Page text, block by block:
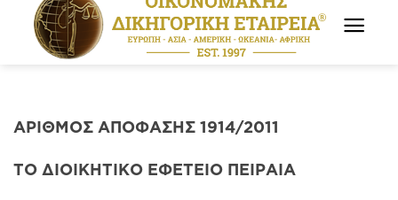
ΑΡΙΘΜΟΣ ΑΠΟΦΑΣΗΣ 1914/2011
ΤΟ ΔΙΟΙΚΗΤΙΚΟ ΕΦΕΤΕΙΟ ΠΕΙΡΑΙΑ